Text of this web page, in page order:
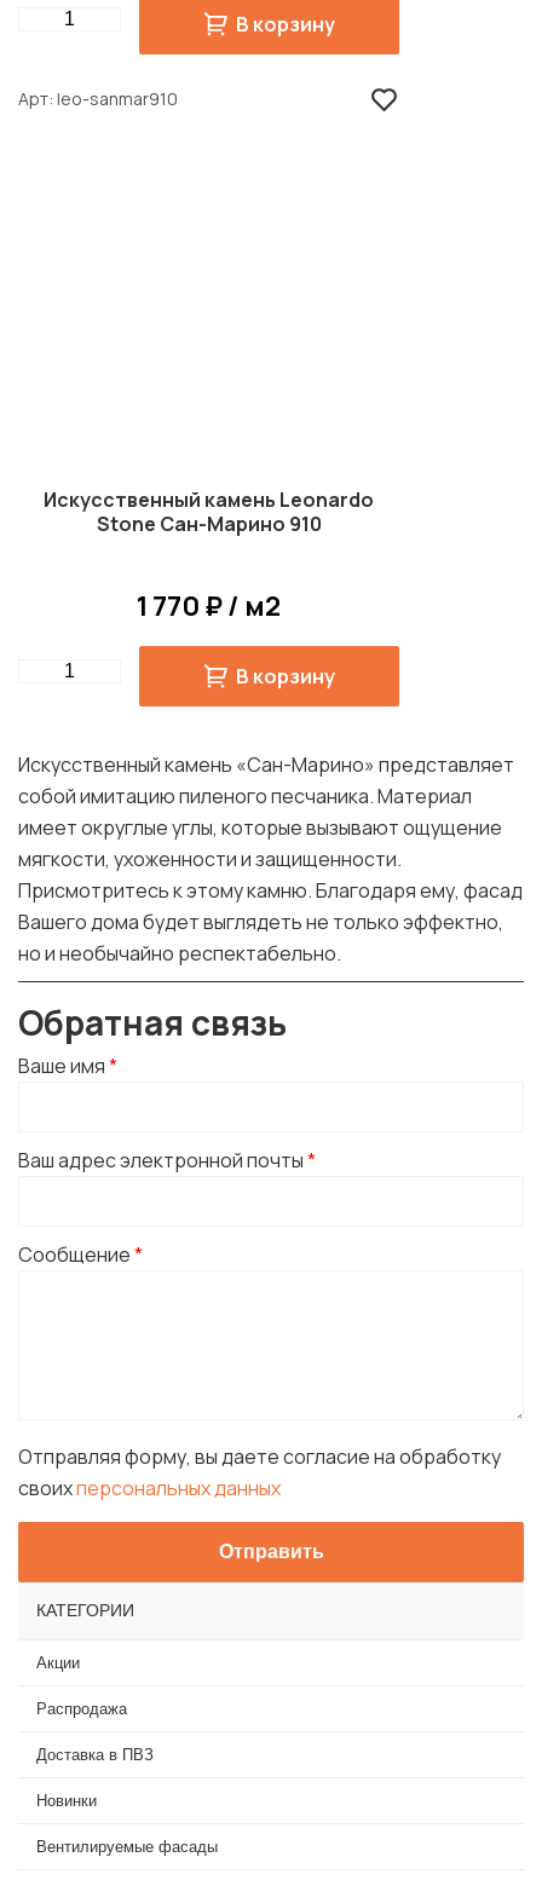
Quantity В корзину
Арт leo-sanmar910
Искусственный камень Leonardo
Stone Сан-Марино 910
1 770 ₽ / м2
Quantity В корзину
Искусственный камень «Сан-Марино» представляет
собой имитацию пиленого песчаника. Материал
имеет округлые углы, которые вызывают ощущение
мягкости, ухоженности и защищенности.
Присмотритесь к этому камню. Благодаря ему, фасад
Вашего дома будет выглядеть не только эффектно,
но и необычайно респектабельно.
Обратная связь
Ваше имя*
Ваш адрес электронной почты*
Сообщение*
Отправляя форму, вы даете согласие на обработку
своихперсональных данных
КАТЕГОРИИ
Акции
Распродажа
Доставка в ПВЗ
Новинки
Вентилируемые фасады